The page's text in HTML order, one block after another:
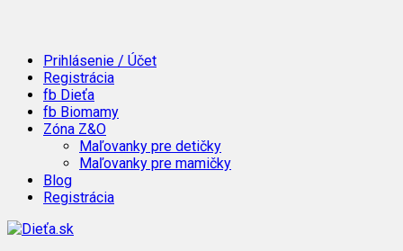
Prihlásenie / Účet
Registrácia
fb Dieťa
fb Biomamy
Zóna Z&O
Maľovanky pre detičky
Maľovanky pre mamičky
Blog
Registrácia